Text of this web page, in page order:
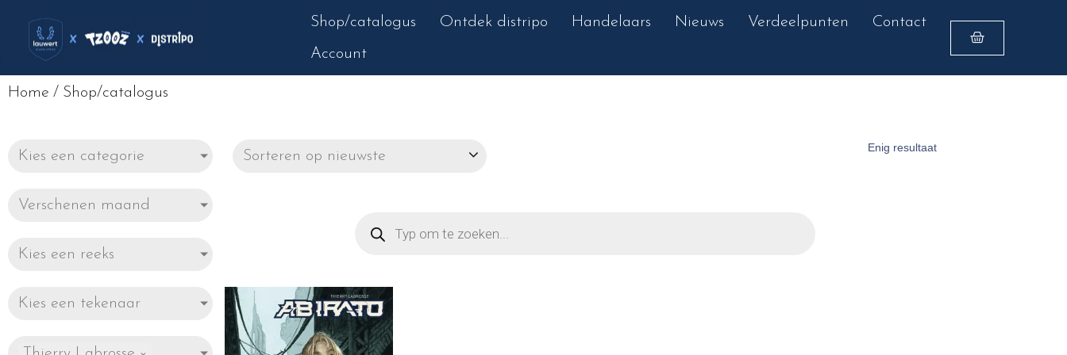
Shop/catalogus Ontdek distripo Handelaars Nieuws Verdeelpunten
Contact
Account
Home / Shop/catalogus
Kies een categorie
Verschenen maand
Kies een reeks
Kies een tekenaar
Enig resultaat